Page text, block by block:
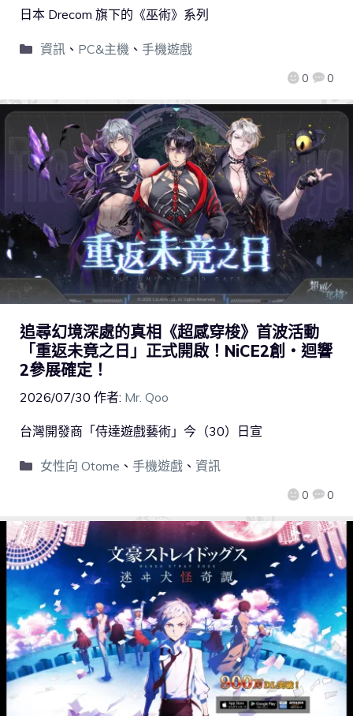
0 0
日本 Drecom 旗下的《巫術》系列
資訊、 PC&主機、 手機遊戲
追尋幻境深處的真相《超感穿梭》首波活動
「重返未竟之日」正式開啟！NiCE2創・迴響
2參展確定！
2026/07/30 作者: Mr. Qoo
0 0
台灣開發商「侍達遊戲藝術」今（30）日宣
女性向 Otome 、 手機遊戲、 資訊